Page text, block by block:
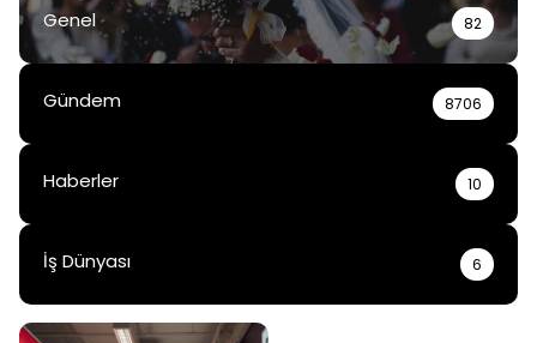
Genel 82
Gündem 8706
Haberler 10
İş Dünyası 6